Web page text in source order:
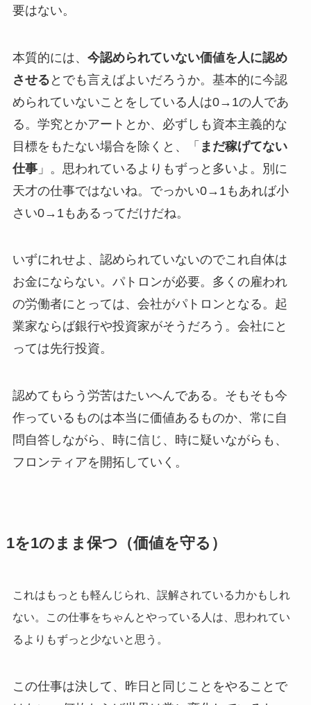
要はない。
本質的には、 今認められていない価値を人に認め
させる とでも言えばよいだろうか。基本的に今認
められていないことをしている人は0→1の人であ
る。学究とかアートとか、必ずしも資本主義的な
目標をもたない場合を除くと、「 まだ稼げてない
仕事」。思われているよりもずっと多いよ。別に
天才の仕事ではないね。でっかい0→1もあれば小
さい0→1もあるってだけだね。
いずにれせよ、認められていないのでこれ自体は
お金にならない。パトロンが必要。多くの雇われ
の労働者にとっては、会社がパトロンとなる。起
業家ならば銀行や投資家がそうだろう。会社にと
っては先行投資。
認めてもらう労苦はたいへんである。そもそも今
作っているものは本当に価値あるものか、常に自
問自答しながら、時に信じ、時に疑いながらも、
フロンティアを開拓していく。
1を1のまま保つ（価値を守る）
これはもっとも軽んじられ、誤解されている力かもしれ
ない。この仕事をちゃんとやっている人は、思われてい
るよりもずっと少ないと思う。
この仕事は決して、昨日と同じことをやることで